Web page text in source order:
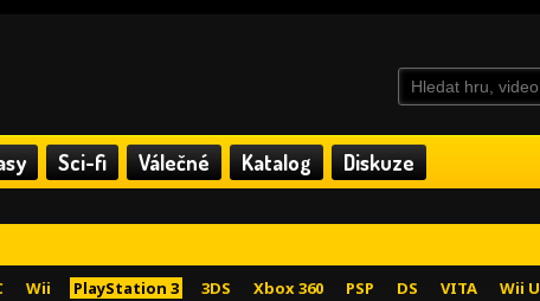
Sci-fi Válečné Katalog Diskuze
Wii PlayStation 3 3DS Xbox 360 PSP DS VITA Wii U